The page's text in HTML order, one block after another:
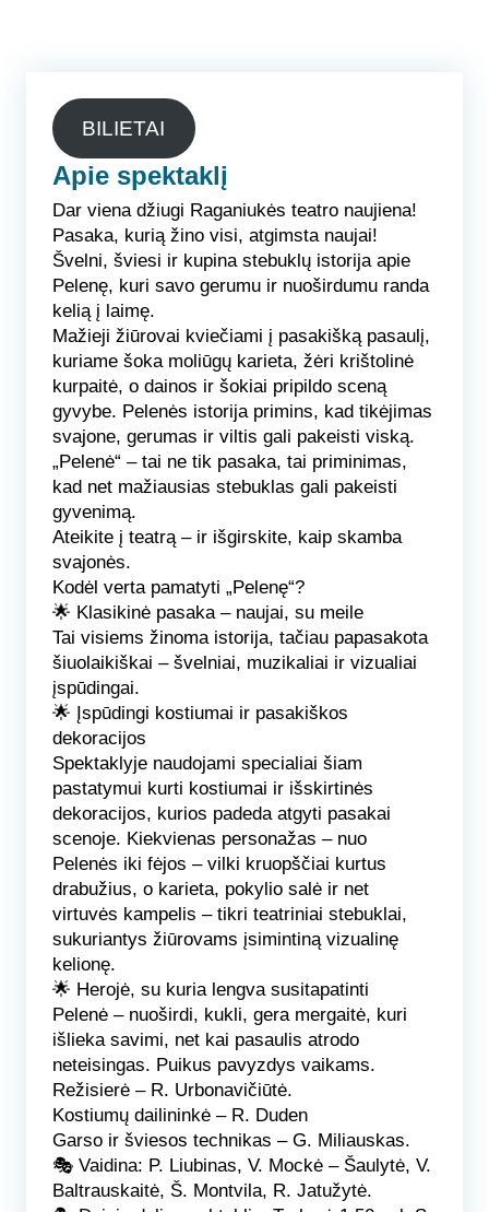
BILIETAI
Apie spektaklį
Dar viena džiugi Raganiukės teatro naujiena!
Pasaka, kurią žino visi, atgimsta naujai!
Švelni, šviesi ir kupina stebuklų istorija apie
Pelenę, kuri savo gerumu ir nuoširdumu randa
kelią į laimę.
Mažieji žiūrovai kviečiami į pasakišką pasaulį,
kuriame šoka moliūgų karieta, žėri krištolinė
kurpaitė, o dainos ir šokiai pripildo sceną
gyvybe. Pelenės istorija primins, kad tikėjimas
svajone, gerumas ir viltis gali pakeisti viską.
„Pelenė“ – tai ne tik pasaka, tai priminimas,
kad net mažiausias stebuklas gali pakeisti
gyvenimą.
Ateikite į teatrą – ir išgirskite, kaip skamba
svajonės.
Kodėl verta pamatyti „Pelenę“?
🌟 Klasikinė pasaka – naujai, su meile
Tai visiems žinoma istorija, tačiau papasakota
šiuolaikiškai – švelniai, muzikaliai ir vizualiai
įspūdingai.
🌟 Įspūdingi kostiumai ir pasakiškos
dekoracijos
Spektaklyje naudojami specialiai šiam
pastatymui kurti kostiumai ir išskirtinės
dekoracijos, kurios padeda atgyti pasakai
scenoje. Kiekvienas personažas – nuo
Pelenės iki fėjos – vilki kruopščiai kurtus
drabužius, o karieta, pokylio salė ir net
virtuvės kampelis – tikri teatriniai stebuklai,
sukuriantys žiūrovams įsimintiną vizualinę
kelionę.
🌟 Herojė, su kuria lengva susitapatinti
Pelenė – nuoširdi, kukli, gera mergaitė, kuri
išlieka savimi, net kai pasaulis atrodo
neteisingas. Puikus pavyzdys vaikams.
Režisierė – R. Urbonavičiūtė.
Kostiumų dailininkė – R. Duden
Garso ir šviesos technikas – G. Miliauskas.
🎭 Vaidina: P. Liubinas, V. Mockė – Šaulytė, V.
Baltrauskaitė, Š. Montvila, R. Jatužytė.